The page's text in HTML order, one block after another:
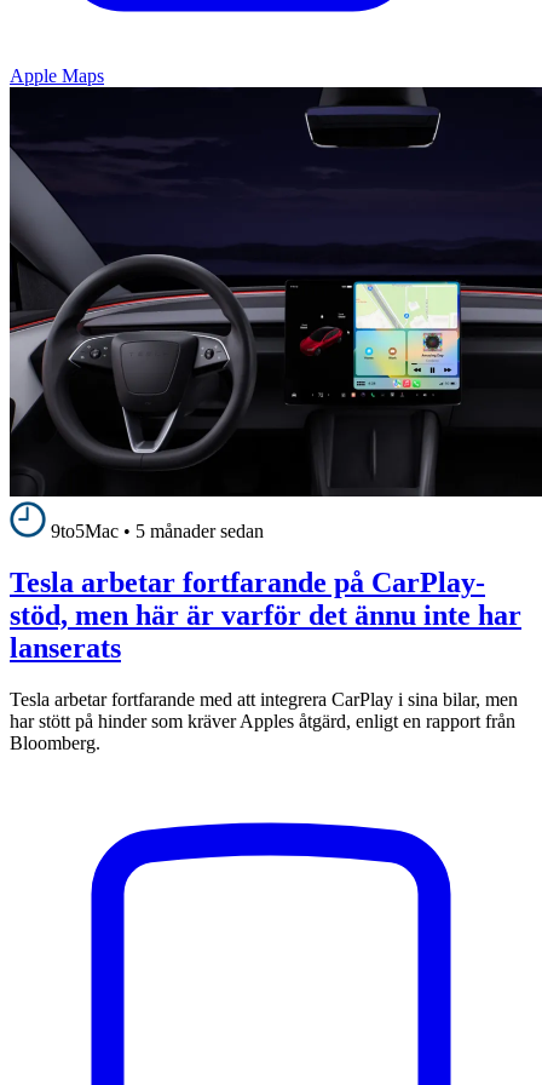
Apple Maps
9to5Mac • 5 månader sedan
Tesla arbetar fortfarande på CarPlay-
stöd, men här är varför det ännu inte har
lanserats
Tesla arbetar fortfarande med att integrera CarPlay i sina bilar, men
har stött på hinder som kräver Apples åtgärd, enligt en rapport från
Bloomberg.